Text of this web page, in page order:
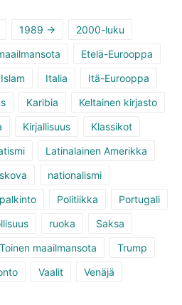
1989 ->
2000-luku
Etelä-Eurooppa
Islam Italia
Itä-Eurooppa
Karibia
Keltainen kirjasto
Kirjallisuus
Klassikot
Latinalainen Amerikka
nationalismi
Politiikka
Portugali
ruoka
Saksa
Toinen maailmansota
Trump
Vaalit Venäjä